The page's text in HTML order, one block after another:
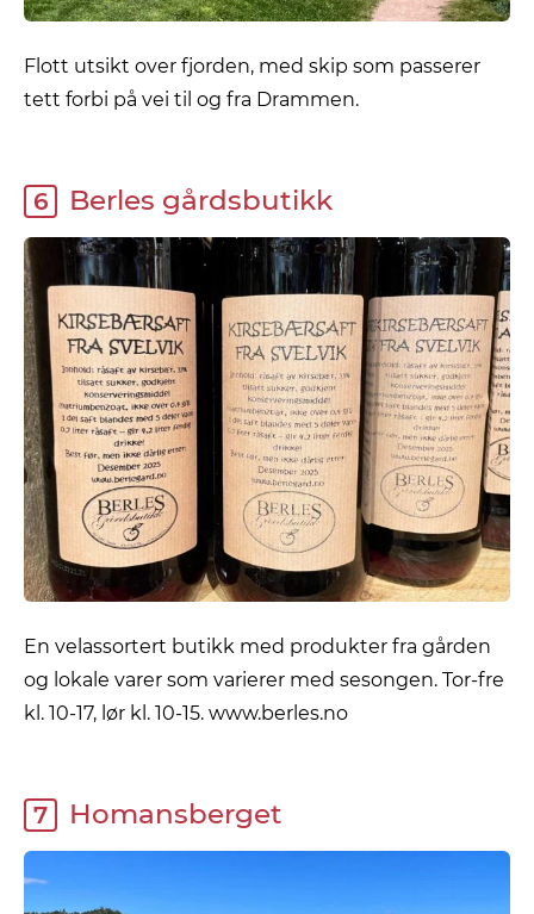
Flott utsikt over fjorden, med skip som passerer
tett forbi på vei til og fra Drammen.
6 Berles gårdsbutikk
En velassortert butikk med produkter fra gården
og lokale varer som varierer med sesongen. Tor-fre
kl. 10-17, lør kl. 10-15. www.berles.no
7 Homansberget